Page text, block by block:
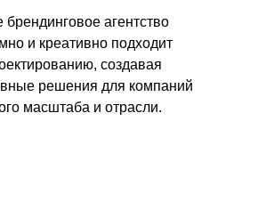
агентство
и креативно подходит
создавая
решения для компаний
масштаба и отрасли.